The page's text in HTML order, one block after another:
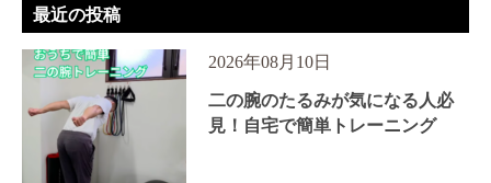
最近の投稿
2026年08月10日
二の腕のたるみが気になる人必
見！自宅で簡単トレーニング